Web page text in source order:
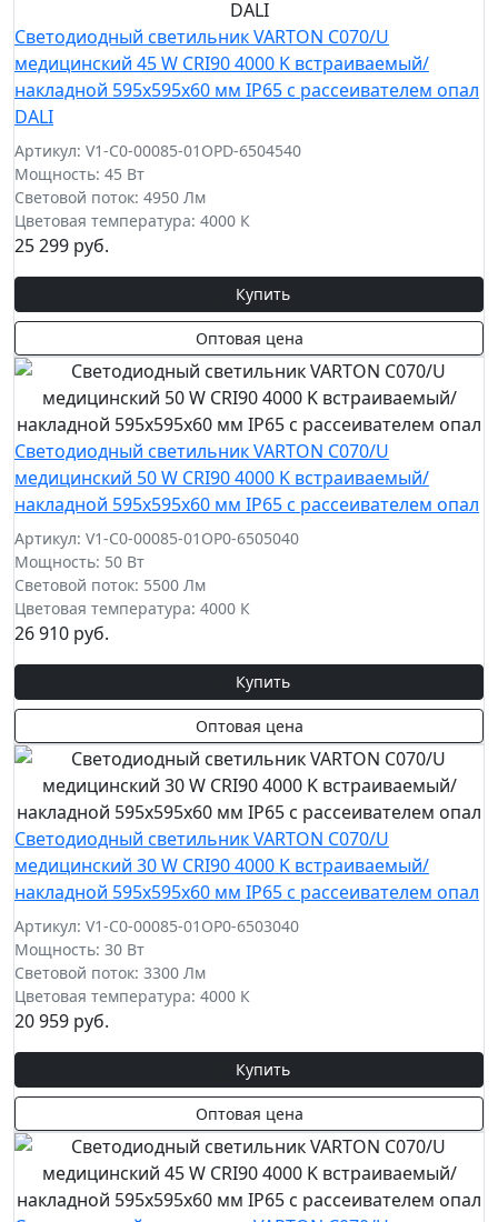
Светодиодный светильник VARTON C070/U
медицинский 45 W CRI90 4000 K встраиваемый/
накладной 595х595х60 мм IP65 с рассеивателем опал
DALI
Артикул: V1-C0-00085-01OPD-6504540
Мощность: 45 Вт
Световой поток: 4950 Лм
Цветовая температура: 4000 К
25 299 руб.
Купить
Оптовая цена
Светодиодный светильник VARTON C070/U
медицинский 50 W CRI90 4000 K встраиваемый/
накладной 595х595х60 мм IP65 с рассеивателем опал
Артикул: V1-C0-00085-01OP0-6505040
Мощность: 50 Вт
Световой поток: 5500 Лм
Цветовая температура: 4000 К
26 910 руб.
Купить
Оптовая цена
Светодиодный светильник VARTON C070/U
медицинский 30 W CRI90 4000 K встраиваемый/
накладной 595х595х60 мм IP65 с рассеивателем опал
Артикул: V1-C0-00085-01OP0-6503040
Мощность: 30 Вт
Световой поток: 3300 Лм
Цветовая температура: 4000 К
20 959 руб.
Купить
Оптовая цена